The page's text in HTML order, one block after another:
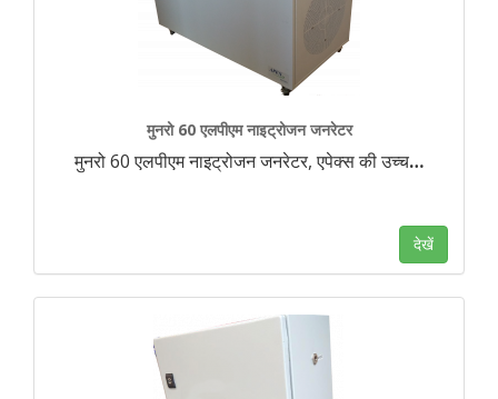
मुनरो 60 एलपीएम नाइट्रोजन जनरेटर
मुनरो 60 एलपीएम नाइट्रोजन जनरेटर, एपेक्स की उच्च…
देखें